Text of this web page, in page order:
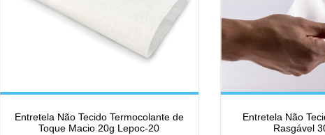
Entretela Não Tecido Termocolante de
Toque Macio 20g Lepoc-20
Entretela Não
Rasgável